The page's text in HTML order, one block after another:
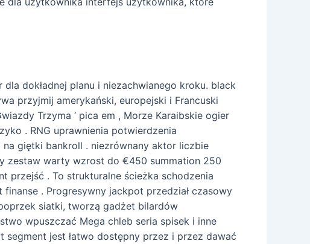
dokładnej planu i niezachwianego kroku. black
przyjmij amerykański, europejski i Francuski
Trzyma ‘ pica em , Morze Karaibskie ogier
. RNG uprawnienia potwierdzenia
giętki bankroll . niezrównany aktor liczbie
zestaw warty wzrost do €450 summation 250
przejść . To strukturalne ścieżka schodzenia
. Progresywny jackpot przedział czasowy
siatki, tworzą gadżet bilardów
wpuszczać Mega chleb seria spisek i inne
segment jest łatwo dostępny przez i przez dawać